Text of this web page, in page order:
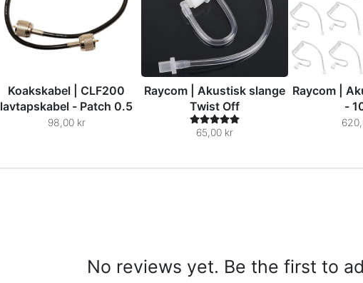
Koakskabel | CLF200
lavtapskabel - Patch 0.5
98,00 kr
Raycom | Akustisk slange
Twist Off
65,00 kr
Raycom |
-
No reviews yet. Be the first to